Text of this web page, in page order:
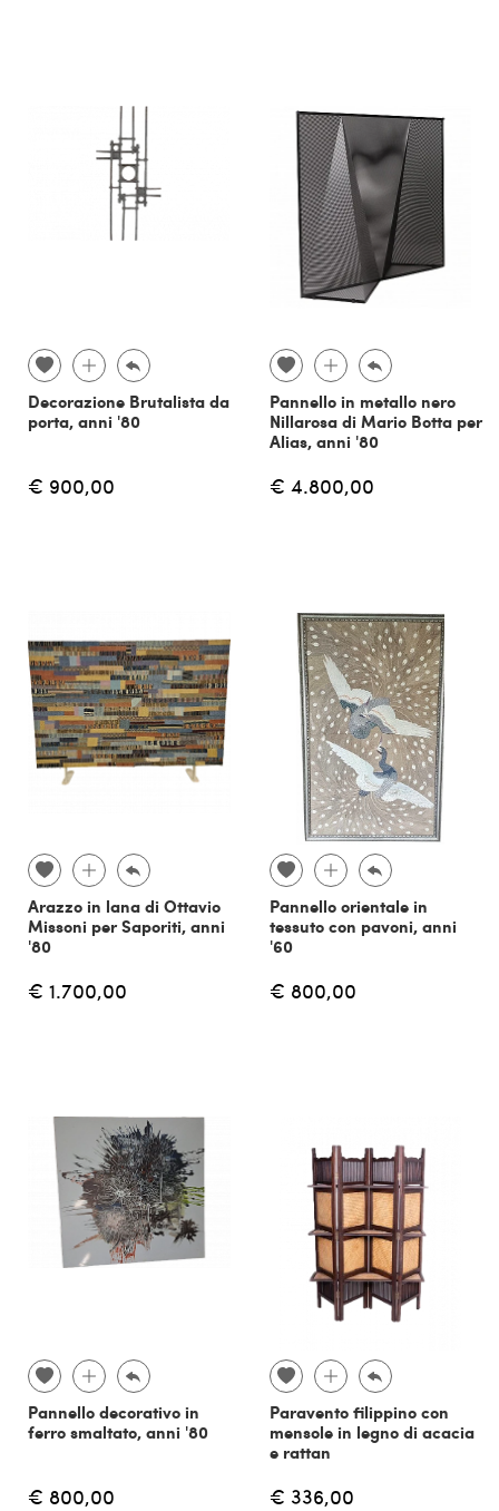
Decorazione Brutalista da
porta, anni '80
€ 900,00
Pannello in metallo nero
Nillarosa di Mario Botta per
Alias, anni '80
€ 4.800,00
Arazzo in lana di Ottavio
Missoni per Saporiti, anni
'80
€ 1.700,00
Pannello orientale in
tessuto con pavoni, anni
'60
€ 800,00
Pannello decorativo in
ferro smaltato, anni '80
€ 800,00
Paravento filippino con
mensole in legno di acacia
e rattan
€ 336,00